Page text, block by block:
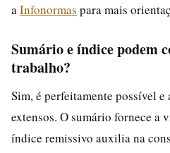
a Infonormas para mais
Sumário e índice podem
trabalho?
Sim, é perfeitamente possível
extensos. O sumário fornece a
índice remissivo auxilia na